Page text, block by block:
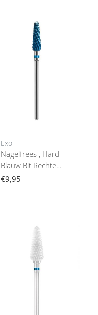
Exo
Nagelfrees , Hard
Blauw Bit Rechte
Kegel 01
€9,95